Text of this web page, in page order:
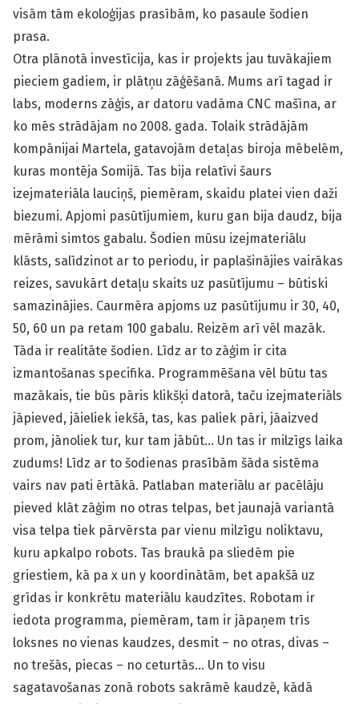
visām tām ekoloģijas prasībām, ko pasaule šodien
prasa.
Otra plānotā investīcija, kas ir projekts jau tuvākajiem
pieciem gadiem, ir plātņu zāģēšanā. Mums arī tagad ir
labs, moderns zāģis, ar datoru vadāma CNC mašīna, ar
ko mēs strādājam no 2008. gada. Tolaik strādājām
kompānijai Martela, gatavojām detaļas biroja mēbelēm,
kuras montēja Somijā. Tas bija relatīvi šaurs
izejmateriāla lauciņš, piemēram, skaidu platei vien daži
biezumi. Apjomi pasūtījumiem, kuru gan bija daudz, bija
mērāmi simtos gabalu. Šodien mūsu izejmateriālu
klāsts, salīdzinot ar to periodu, ir paplašinājies vairākas
reizes, savukārt detaļu skaits uz pasūtījumu – būtiski
samazinājies. Caurmēra apjoms uz pasūtījumu ir 30, 40,
50, 60 un pa retam 100 gabalu. Reizēm arī vēl mazāk.
Tāda ir realitāte šodien. Līdz ar to zāģim ir cita
izmantošanas specifika. Programmēšana vēl būtu tas
mazākais, tie būs pāris klikšķi datorā, taču izejmateriāls
jāpieved, jāieliek iekšā, tas, kas paliek pāri, jāaizved
prom, jānoliek tur, kur tam jābūt… Un tas ir milzīgs laika
zudums! Līdz ar to šodienas prasībām šāda sistēma
vairs nav pati ērtākā. Patlaban materiālu ar pacēlāju
pieved klāt zāģim no otras telpas, bet jaunajā variantā
visa telpa tiek pārvērsta par vienu milzīgu noliktavu,
kuru apkalpo robots. Tas braukā pa sliedēm pie
griestiem, kā pa x un y koordinātām, bet apakšā uz
grīdas ir konkrētu materiālu kaudzītes. Robotam ir
iedota programma, piemēram, tam ir jāpaņem trīs
loksnes no vienas kaudzes, desmit – no otras, divas –
no trešās, piecas – no ceturtās… Un to visu
sagatavošanas zonā robots sakrāmē kaudzē, kādā